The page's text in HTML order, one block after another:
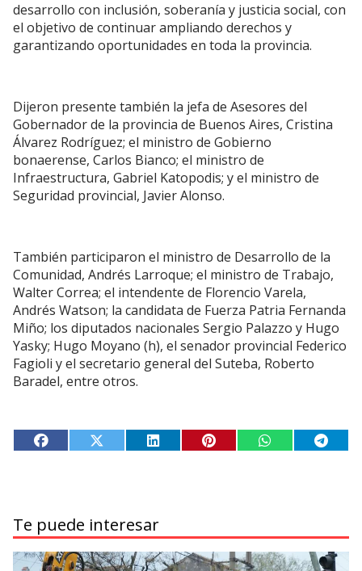
desarrollo con inclusión, soberanía y justicia social, con
el objetivo de continuar ampliando derechos y
garantizando oportunidades en toda la provincia.
Dijeron presente también la jefa de Asesores del
Gobernador de la provincia de Buenos Aires, Cristina
Álvarez Rodríguez; el ministro de Gobierno
bonaerense, Carlos Bianco; el ministro de
Infraestructura, Gabriel Katopodis; y el ministro de
Seguridad provincial, Javier Alonso.
También participaron el ministro de Desarrollo de la
Comunidad, Andrés Larroque; el ministro de Trabajo,
Walter Correa; el intendente de Florencio Varela,
Andrés Watson; la candidata de Fuerza Patria Fernanda
Miño; los diputados nacionales Sergio Palazzo y Hugo
Yasky; Hugo Moyano (h), el senador provincial Federico
Fagioli y el secretario general del Suteba, Roberto
Baradel, entre otros.
Te puede interesar